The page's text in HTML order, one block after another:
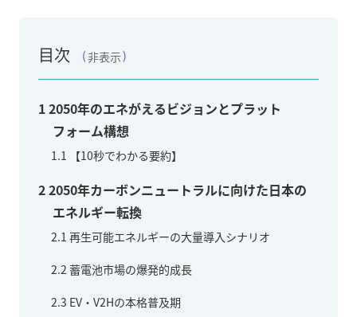
目次 非表示
12050年のエネがえるビジョンとプラット
フォーム構想
1.1 【10秒でわかる要約】
22050年カーボンニュートラルに向けた日本の
エネルギー転換
2.1 再生可能エネルギーの大量導入シナリオ
2.2 蓄電池市場の爆発的成長
2.3 EV・V2Hの本格普及期